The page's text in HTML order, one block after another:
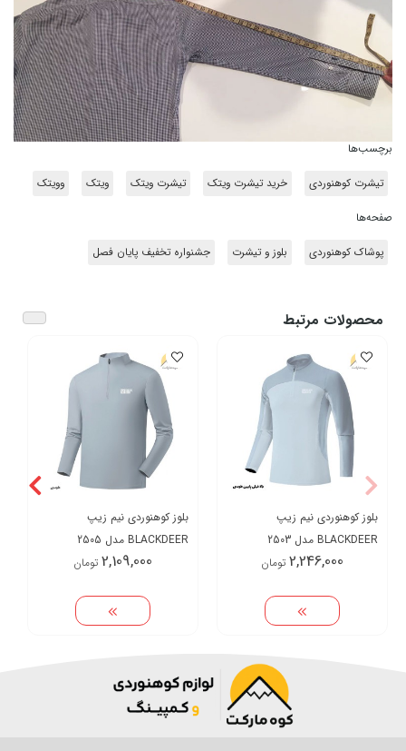
برچسب‌ها
تیشرت کوهنوردی خرید تیشرت ویتک تیشرت ویتک ویتک وویتک
صفحه‌ها
پوشاک کوهنوردی بلوز و تیشرت جشنواره تخفیف پایان فصل
محصولات مرتبط
بلوز کوهنوردی نیم زیپ
BLACKDEER مدل 2503
2,246,000 تومان
بلوز کوهنوردی نیم زیپ
BLACKDEER مدل 2505
2,109,000 تومان